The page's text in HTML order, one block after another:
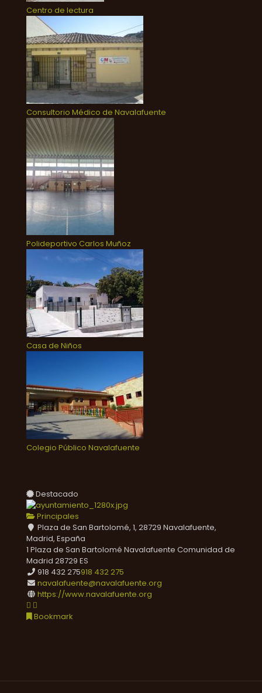
Centro de lectura
Consultorio Médico de Navalafuente
Polideportivo Carlos Muñoz
Casa de Niños
Colegio Público Navalafuente
Destacado
Principales
Plaza de San Bartolomé, 1, 28729 Navalafuente,
Madrid, España
1 Plaza de San Bartolomé Navalafuente Comunidad de
Madrid 28729 ES
918 432 275918 432 275
navalafuente@navalafuente.org
https://www.navalafuente.org
Bookmark